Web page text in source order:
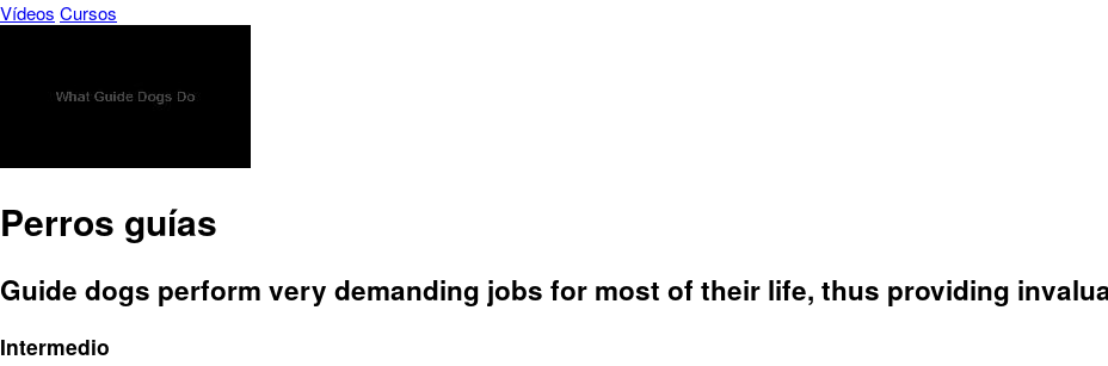
Vídeos Cursos
Perros guías
Guide dogs perform very demanding jobs for most of their life, thus providing
Intermedio